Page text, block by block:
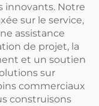
innovants. Notre
sur le service,
assistance
de projet, la
et un soutien
sur
commerciaux
construisons